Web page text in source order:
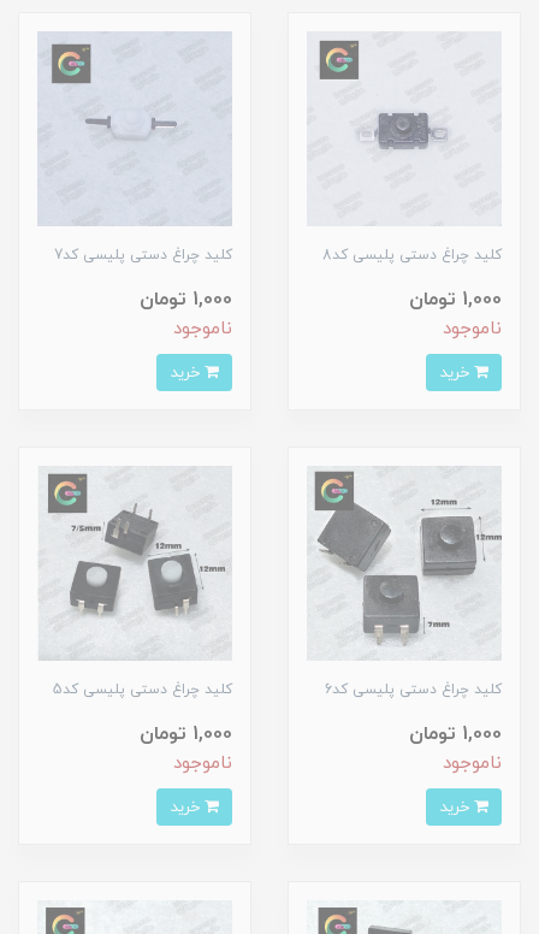
کلید چراغ دستی پلیسی کد8
1,000 تومان
ناموجود
کلید چراغ دستی پلیسی کد7
1,000 تومان
ناموجود
کلید چراغ دستی پلیسی کد6
1,000 تومان
ناموجود
کلید چراغ دستی پلیسی کد5
1,000 تومان
ناموجود